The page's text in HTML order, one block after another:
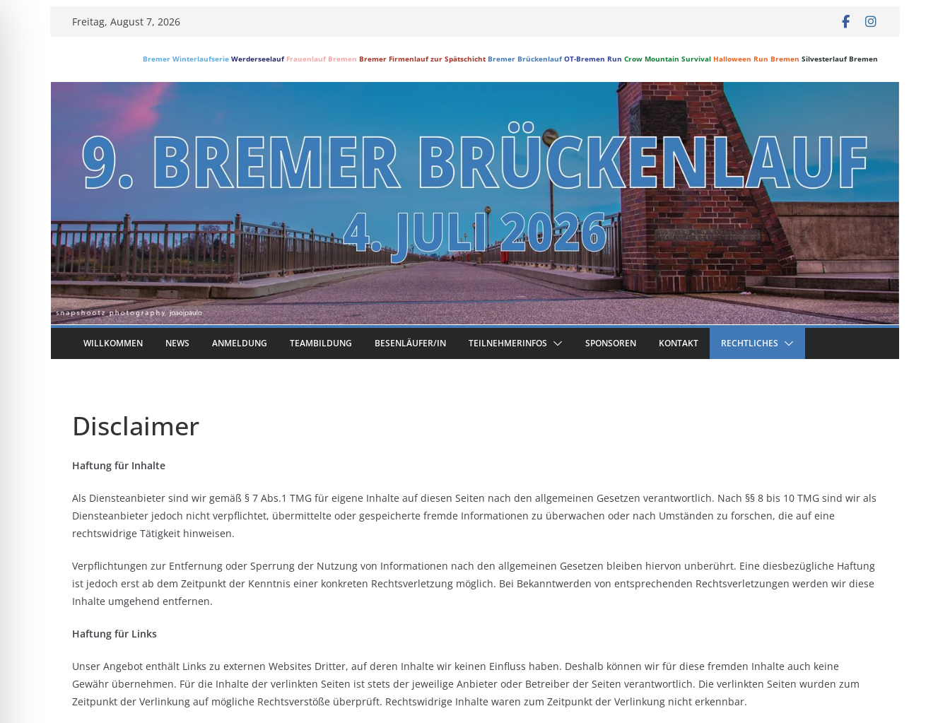
Freitag, August 7, 2026
Bremer Winterlaufserie Werderseelauf Frauenlauf Bremen Bremer Firmenlauf zur Spätschicht Bremer Brückenlauf OT-Bremen Run Crow Mountain Survival Halloween Run Bremen Silvesterlauf Bremen
WILLKOMMEN NEWS ANMELDUNG TEAMBILDUNG BESENLÄUFER/IN TEILNEHMERINFOS SPONSOREN KONTAKT RECHTLICHES
Disclaimer
Haftung für Inhalte
Als Diensteanbieter sind wir gemäß § 7 Abs.1 TMG für eigene Inhalte auf diesen Seiten nach den allgemeinen Gesetzen verantwortlich. Nach §§ 8 bis 10 TMG sind wir als
Diensteanbieter jedoch nicht verpflichtet, übermittelte oder gespeicherte fremde Informationen zu überwachen oder nach Umständen zu forschen, die auf eine
rechtswidrige Tätigkeit hinweisen.
Verpflichtungen zur Entfernung oder Sperrung der Nutzung von Informationen nach den allgemeinen Gesetzen bleiben hiervon unberührt. Eine diesbezügliche Haftung
ist jedoch erst ab dem Zeitpunkt der Kenntnis einer konkreten Rechtsverletzung möglich. Bei Bekanntwerden von entsprechenden Rechtsverletzungen werden wir diese
Inhalte umgehend entfernen.
Haftung für Links
Unser Angebot enthält Links zu externen Websites Dritter, auf deren Inhalte wir keinen Einfluss haben. Deshalb können wir für diese fremden Inhalte auch keine
Gewähr übernehmen. Für die Inhalte der verlinkten Seiten ist stets der jeweilige Anbieter oder Betreiber der Seiten verantwortlich. Die verlinkten Seiten wurden zum
Zeitpunkt der Verlinkung auf mögliche Rechtsverstöße überprüft. Rechtswidrige Inhalte waren zum Zeitpunkt der Verlinkung nicht erkennbar.